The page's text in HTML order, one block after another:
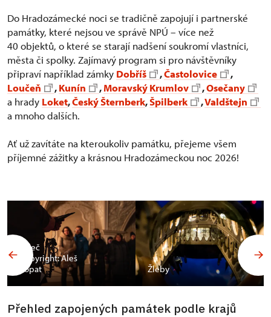
Do Hradozámecké noci se tradičně zapojují i partnerské
památky, které nejsou ve správě NPÚ – více než
40 objektů, o které se starají nadšení soukromí vlastníci,
města či spolky. Zajímavý program si pro návštěvníky
připraví například zámky Dobříš ,Častolovice
,
Loučeň
,Kunín ,Moravský Krumlov ,Osečany
a hrady Loket,Český Šternberk,Špilberk ,Valdštejn
a mnoho dalších.
Ať už zavítáte na kteroukoliv památku, přejeme všem
příjemné zážitky a krásnou Hradozámeckou noc 2026!
Valeč
Copyright: Aleš
Vopat
Žleby
Přehled zapojených památek podle krajů